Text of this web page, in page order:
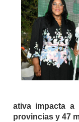
ativa impacta a
provincias y 47